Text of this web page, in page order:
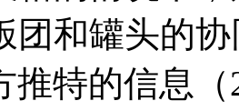
团和罐头的
推特的信息